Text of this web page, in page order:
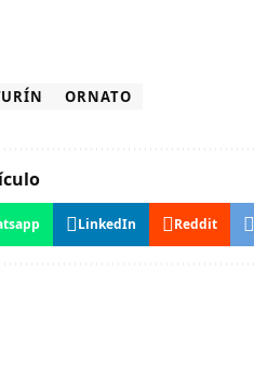
ORNATO
LinkedIn Reddit